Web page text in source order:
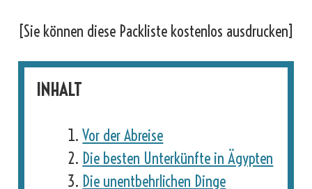
[Sie können diese Packliste kostenlos ausdrucken]
INHALT
Vor der Abreise
Die besten Unterkünfte in Ägypten
Die unentbehrlichen Dinge